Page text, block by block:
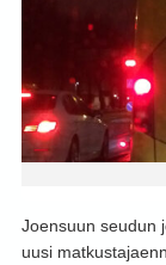
Joensuun seudun
uusi